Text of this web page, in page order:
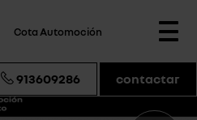
Cota Automoción
›Renault Megane ZEN
913609286 contactar